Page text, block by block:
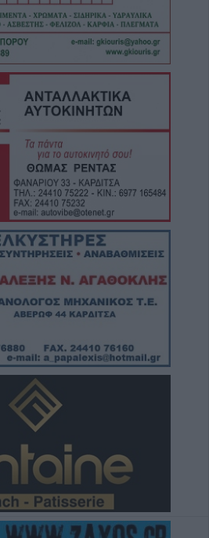
υδροδότησης του Παλαμά
(8/8)
γυναίκας σε
εντοπίστηκε κοντά
τη διακοπή ρεύματος
1.500 ευρώ και
έναν απολαυστικό king
της Ν.Ε. ΣΥΡΙΖΑ-ΠΣ
απώλεια του Λεωνίδα
η κηδεία της
νερού από τη ΔΕΥΑΚ
της Καρδίτσας
μέτρα, δημιουργήθηκε
αναψυχής στο